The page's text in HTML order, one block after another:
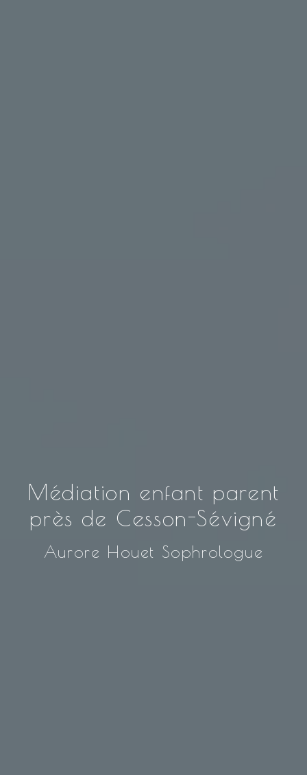
Médiation enfant parent
près de Cesson-Sévigné
Aurore Houet Sophrologue